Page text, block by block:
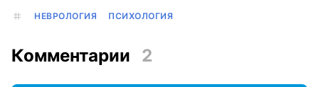
НЕВРОЛОГИЯ ПСИХОЛОГИЯ
Комментарии 2